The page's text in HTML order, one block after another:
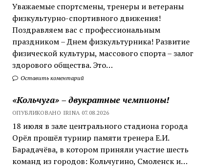
Уважаемые спортсмены, тренеры и ветераны
физкультурно-спортивного движения!
Поздравляем вас с профессиональным
праздником – Днем физкультурника! Развитие
физической культуры, массового спорта – залог
здорового общества. Это…
Оставить коментарий
«Кольчуга» – двукратные чемпионы!
ОПУБЛИКОВАНО IRINA 07.08.2026
18 июля в зале центрального стадиона города
Орёл прошёл турнир памяти тренера Е.И.
Барадачёва, в котором приняли участие шесть
команд из городов: Кольчугино, Смоленск и…